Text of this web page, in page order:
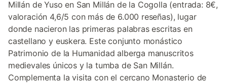
Millán de Yuso en San Millán de la Cogolla (entrada: 8€,
valoración 4,6/5 con más de 6.000 reseñas), lugar
donde nacieron las primeras palabras escritas en
castellano y euskera. Este conjunto monástico
Patrimonio de la Humanidad alberga manuscritos
medievales únicos y la tumba de San Millán.
Complementa la visita con el cercano Monasterio de